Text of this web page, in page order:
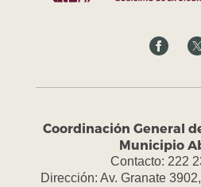
Coordinación General
Municipio
Contacto: 222
Dirección: Av. Granate